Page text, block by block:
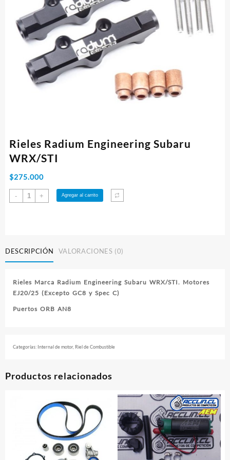
Rieles Radium Engineering Subaru
WRX/STI
$275.000
-
Rieles
cantidad
+ Agregar al carrito
DESCRIPCIÓN VALORACIONES (0)
Rieles Marca Radium Engineering Subaru WRX/STI. Motores
EJ20/25 (Excepto GC8 y Spec C)
Puertos ORB AN8
Categorías: Internal de motor, Riel de Combustible
Productos relacionados